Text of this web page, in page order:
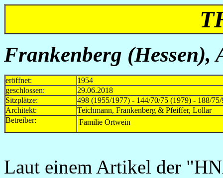
Frankenberg (Hessen),
eröffnet:
1954
geschlossen:
29.06.2018
Sitzplätze:
498 (1955/1977) - 144/70/75 (1979) - 188/
Architekt:
Teichmann, Frankenberg & Pfeiffer, Lollar
Betreiber:
Familie Ortwein
Laut einem Artikel der